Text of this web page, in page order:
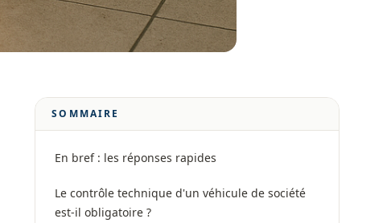
SOMMAIRE
En bref : les réponses rapides
Le contrôle technique d'un véhicule de société
est-il obligatoire ?